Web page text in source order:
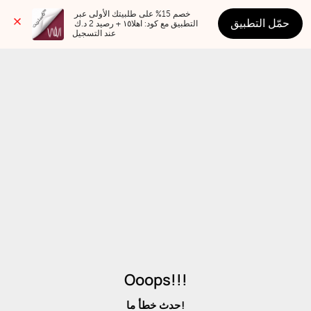
عند التسجيل
حمّل التطبيق
Ooops!!!
حدث خطأ ما!